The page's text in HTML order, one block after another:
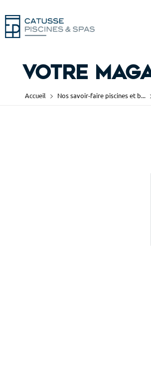
Votre
Accueil Nos savoir-faire piscines et b...